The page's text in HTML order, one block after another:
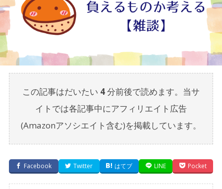
この記事はだいたい 4分前後で読めます。当サ
イトでは各記事中にアフィリエイト広告
(Amazonアソシエイト含む)を掲載しています。
Facebook Twitter はてブ LINE Pocket